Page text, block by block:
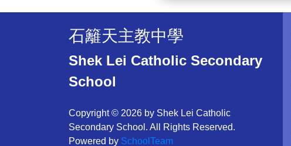
石籬天主教中學
Shek Lei Catholic Secondary
School
Copyright © 2026 by Shek Lei Catholic
Secondary School. All Rights Reserved.
Powered by SchoolTeam